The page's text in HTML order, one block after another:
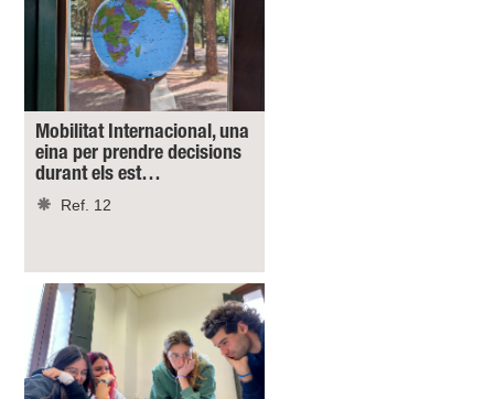
Mobilitat Internacional, una
eina per prendre decisions
durant els est…
Ref. 12